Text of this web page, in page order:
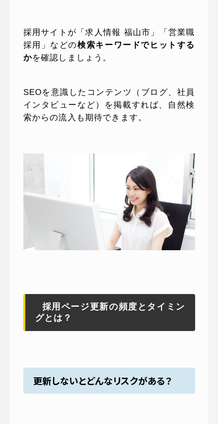
採用サイトが「求人情報 福山市」「営業職
採用」などの検索キーワードでヒットする
かを確認しましょう。
SEOを意識したコンテンツ（ブログ、社員
インタビューなど）を掲載すれば、自然検
索からの流入も期待できます。
採用ページ更新の頻度とタイミン
グとは？
更新しないとどんなリスクがある？